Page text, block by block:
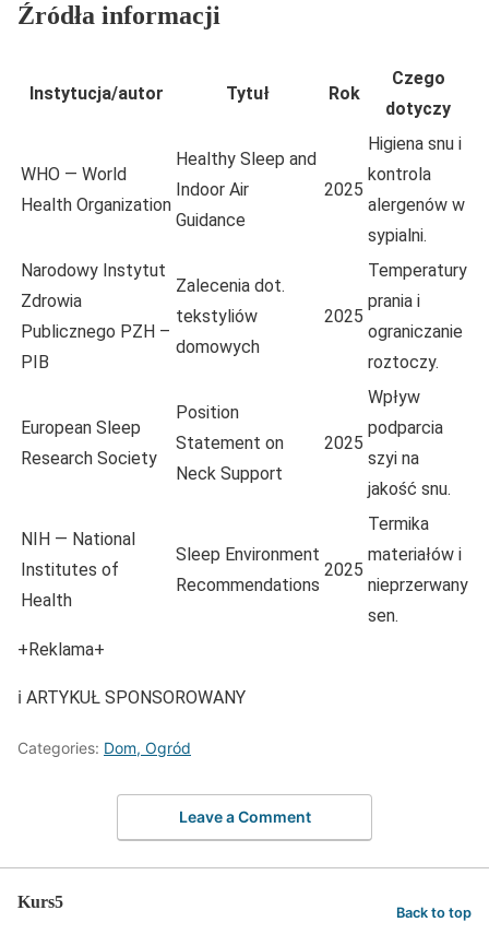
Źródła informacji
Instytucja/autor Tytuł Rok
Czego
dotyczy
WHO — World
Health Organization
Healthy Sleep and
Indoor Air
Guidance
2025
Higiena snu i
kontrola
alergenów w
sypialni.
Narodowy Instytut
Zdrowia
Publicznego PZH –
PIB
Zalecenia dot.
tekstyliów
domowych
2025
Temperatury
prania i
ograniczanie
roztoczy.
European Sleep
Research Society
Position
Statement on
Neck Support
2025
Wpływ
podparcia
szyi na
jakość snu.
NIH — National
Institutes of
Health
Sleep Environment
Recommendations
2025
Termika
materiałów i
nieprzerwany
sen.
+Reklama+
ℹ️ ARTYKUŁ SPONSOROWANY
Categories: Dom, Ogród
Leave a Comment
Kurs5
Back to top